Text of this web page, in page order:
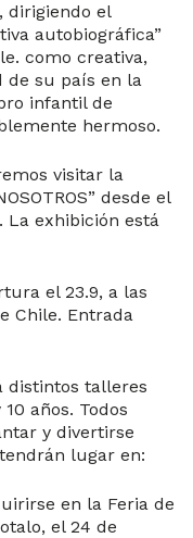
dirigiendo el
autobiográfica”
como creativa,
de su país en la
infantil de
hermoso.
visitar la
desde el
La exhibición está
el 23.9, a las
Chile. Entrada
distintos talleres
años. Todos
y divertirse
lugar en:
en la Feria de
el 24 de